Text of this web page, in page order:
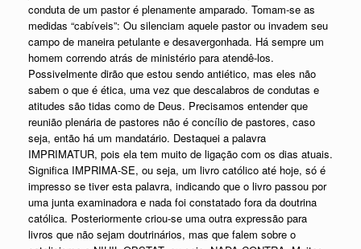
conduta de um pastor é plenamente amparado. Tomam-se as
medidas “cabíveis”: Ou silenciam aquele pastor ou invadem seu
campo de maneira petulante e desavergonhada. Há sempre um
homem correndo atrás de ministério para atendê-los.
Possivelmente dirão que estou sendo antiético, mas eles não
sabem o que é ética, uma vez que descalabros de condutas e
atitudes são tidas como de Deus. Precisamos entender que
reunião plenária de pastores não é concílio de pastores, caso
seja, então há um mandatário. Destaquei a palavra
IMPRIMATUR, pois ela tem muito de ligação com os dias atuais.
Significa IMPRIMA-SE, ou seja, um livro católico até hoje, só é
impresso se tiver esta palavra, indicando que o livro passou por
uma junta examinadora e nada foi constatado fora da doutrina
católica. Posteriormente criou-se uma outra expressão para
livros que não sejam doutrinários, mas que falem sobre o